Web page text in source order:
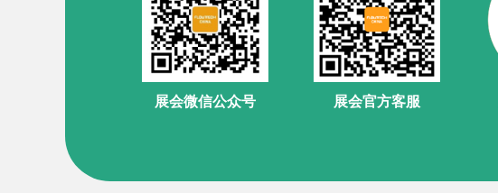
展会微信公众号 展会官方客服